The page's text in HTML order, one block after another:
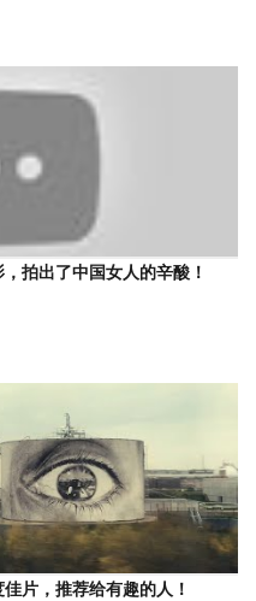
拍出了中国女人的辛酸！
片，推荐给有趣的人！